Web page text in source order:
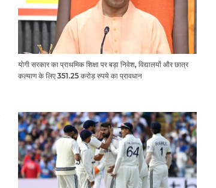
योगी सरकार का प्राथमिक शिक्षा पर बड़ा निवेश, विद्यालयों और छात्र
कल्याण के लिए 351.25 करोड़ रुपये का प्रावधान